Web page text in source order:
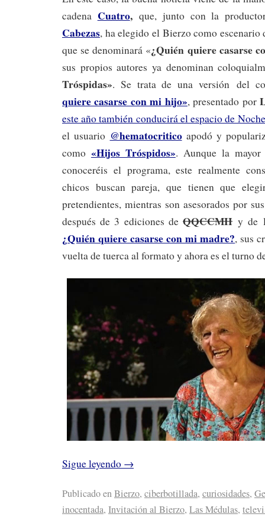
cadena Cuatro,que, junto con la
Cabezas, ha elegido el Bierzo como escenario
que se denominará «¿Quién quiere casarse
sus propios autores ya denominan
Tróspidas». Se trata de una versión del
quiere casarse con mi hijo», presentado por
este año también conducirá el espacio de
el usuario @hematocriticoapodó y
como «Hijos Tróspidos». Aunque la
conoceréis el programa, este realmente
chicos buscan pareja, que tienen que
pretendientes, mientras son asesorados por
después de 3 ediciones deQQCCMH y de
¿Quién quiere casarse con mi madre?, sus
vuelta de tuerca al formato y ahora es el turno
Sigue leyendo →
Publicado enBierzo, ciberbotillada, curiosidades,
inocentada, Invitación al Bierzo, Las Médulas,